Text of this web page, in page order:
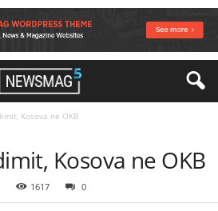
Kosova ne OKB
Kosova ne OKB
1617 0